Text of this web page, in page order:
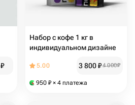
₽
Набор с кофе 1 кг в
индивидуальном дизайне
5.00 3 800₽4 000₽
950 ₽ × 4 платежа